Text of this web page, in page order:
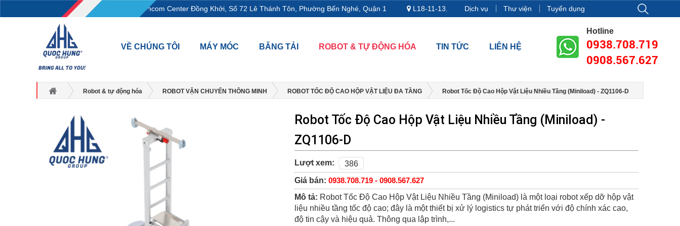
L18-11-13, Tầng 18, tòa nhà Vincom Center Đồng Khởi, Số 72 Lê Thánh Tôn, Phường Bến Nghé, Quận 1 L18-11-13, Tầng 18, tòa nhà Vincom Center Đồng Khởi, Số 72 Lê Thánh Tôn,
Dịch vụ Thư viện Tuyển dụng
VỀ CHÚNG TÔI MÁY MÓC BĂNG TẢI ROBOT & TỰ ĐỘNG HÓA TIN TỨC LIÊN HỆ
Hotline
0938.708.719
0908.567.627
Robot & tự động hóa ROBOT VẬN CHUYỂN THÔNG MINH ROBOT TỐC ĐỘ CAO HỘP VẬT LIỆU ĐA TẦNG Robot Tốc Độ Cao Hộp Vật Liệu Nhiều Tầng (Miniload) - ZQ1106-D
Robot Tốc Độ Cao Hộp Vật Liệu Nhiều Tầng (Miniload) -
ZQ1106-D
Lượt xem:
386
Giá bán: 0938.708.719 - 0908.567.627
Mô tả: Robot Tốc Độ Cao Hộp Vật Liệu Nhiều Tầng (Miniload) là một loại robot xếp dỡ hộp vật
liệu nhiều tầng tốc độ cao; đây là một thiết bị xử lý logistics tự phát triển với độ chính xác cao,
độ tin cậy và hiệu quả. Thông qua lập trình,...